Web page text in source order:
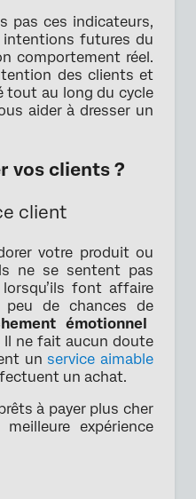
pas ces indicateurs,
futures du
comportement réel.
des clients et
tout au long du cycle
aider à dresser un
vos clients ?
client
votre produit ou
ne se sentent pas
font affaire
de chances de
émotionnel
Il ne fait aucun doute
un service aimable
un achat.
à payer plus cher
expérience